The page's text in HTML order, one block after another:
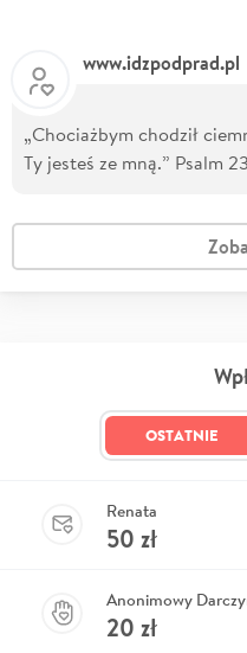
www.idzpodprad.pl
„Chociażbym chodził
Ty jesteś ze mną.” Psalm
OSTATNIE
Renata
50 zł
Anonimowy
20 zł